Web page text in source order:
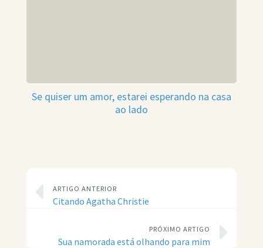
Se quiser um amor, estarei esperando na casa
ao lado
ARTIGO ANTERIOR
Citando Agatha Christie
PRÓXIMO ARTIGO
Sua namorada está olhando para mim